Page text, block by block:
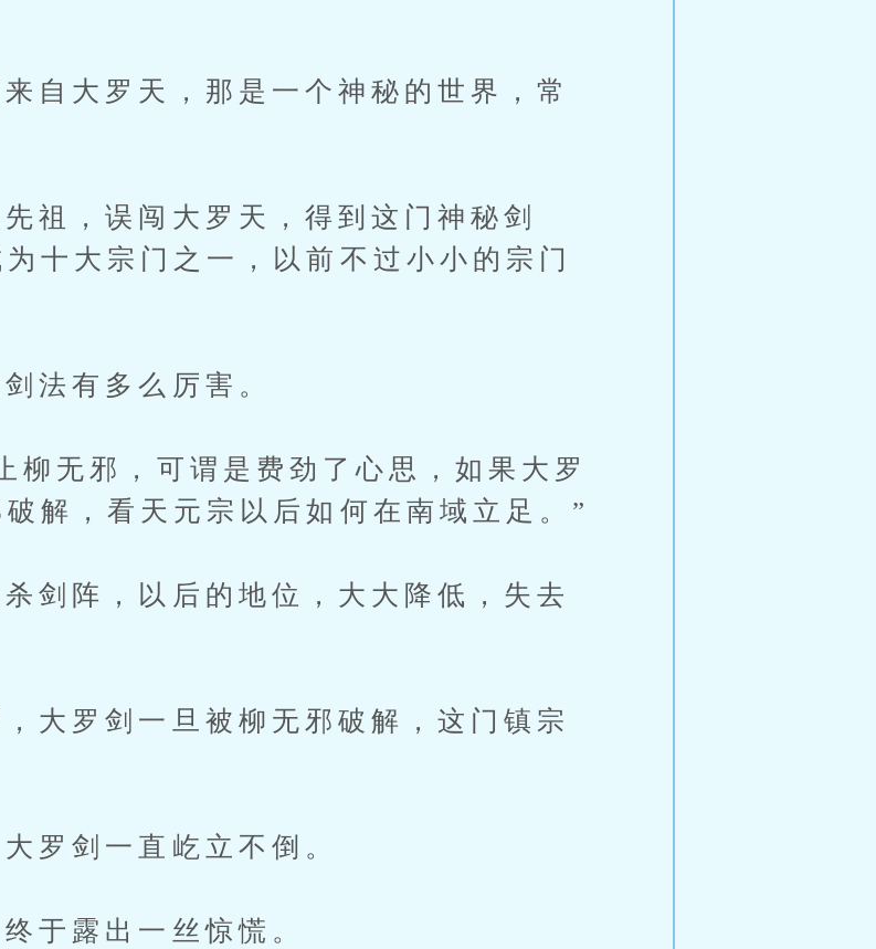
大罗天，那是一个神秘的世界，常
，误闯大罗天，得到这门神秘剑
十大宗门之一，以前不过小小的宗门
有多么厉害。
邪，可谓是费劲了心思，如果大罗
解，看天元宗以后如何在南域立足。”
阵，以后的地位，大大降低，失去
罗剑一旦被柳无邪破解，这门镇宗
剑一直屹立不倒。
露出一丝惊慌。